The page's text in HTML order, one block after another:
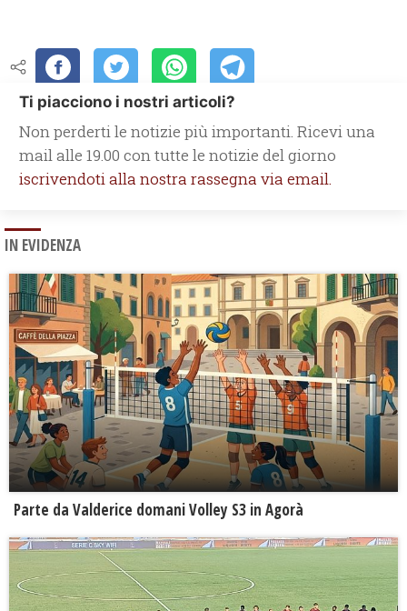
Ti piacciono i nostri articoli?
Non perderti le notizie più importanti. Ricevi una
mail alle 19.00 con tutte le notizie del giorno
iscrivendoti alla nostra rassegna via email.
IN EVIDENZA
Parte da Valderice domani Volley S3 in Agorà